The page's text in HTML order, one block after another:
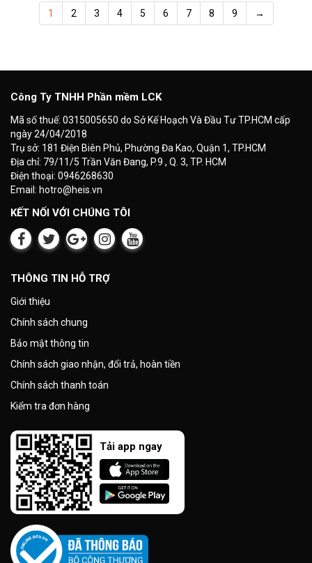
1 2 3 4 5 6 7 8 9 →
Công Ty TNHH Phần mềm LCK
Mã số thuế: 0315005650 do Sở Kế Hoạch Và Đầu Tư TP.HCM cấp
ngày 24/04/2018
Trụ sở: 181 Điện Biên Phủ, Phường Đa Kao, Quận 1, TP.HCM
Địa chỉ: 79/11/5 Trần Văn Đang, P.9 , Q. 3, TP. HCM
Điện thoại: 0946268630
Email: hotro@heis.vn
KẾT NỐI VỚI CHÚNG TÔI
THÔNG TIN HỖ TRỢ
Giới thiệu
Chính sách chung
Bảo mật thông tin
Chính sách giao nhận, đổi trả, hoàn tiền
Chính sách thanh toán
Kiểm tra đơn hàng
Tải app ngay